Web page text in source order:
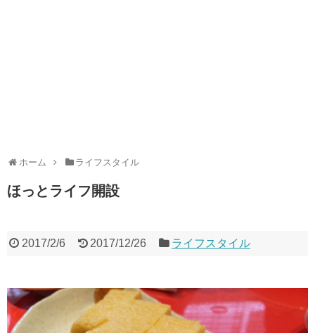
ホーム ライフスタイル
ほっとライフ開設
2017/2/6 2017/12/26 ライフスタイル